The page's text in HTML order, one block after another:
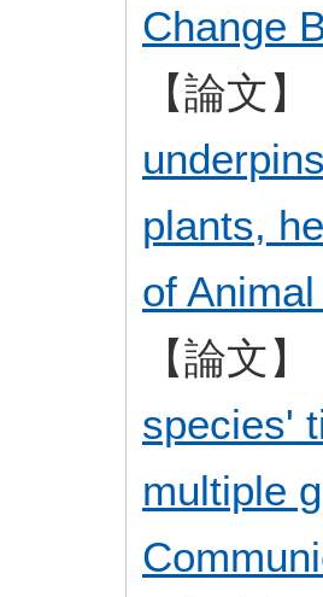
Change
【論文】
plants,
of
【論文】
species'
multiple